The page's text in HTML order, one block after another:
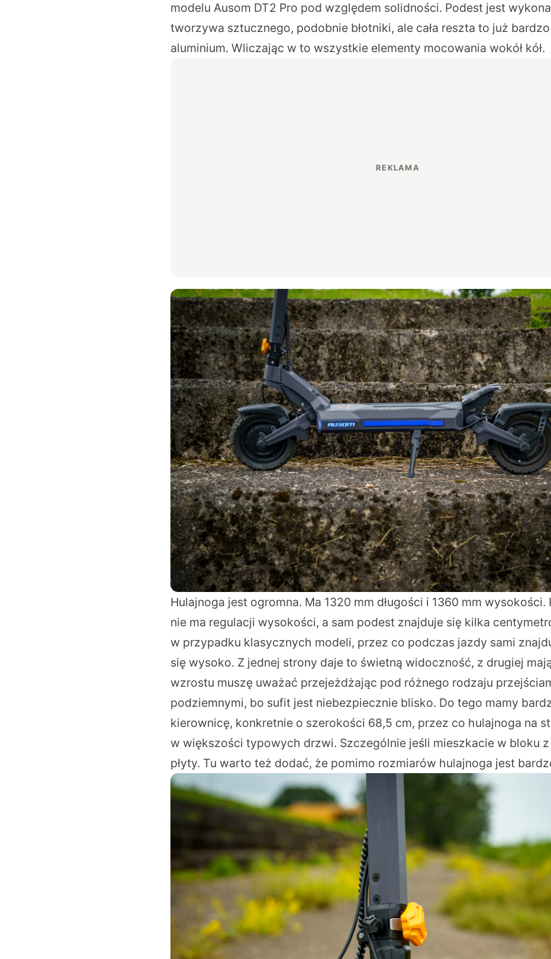
modelu Ausom DT2 Pro pod względem solidności. Podest jest
tworzywa sztucznego, podobnie błotniki, ale cała reszta to już
aluminium. Wliczając w to wszystkie elementy mocowania wokół kół.
Hulajnoga jest ogromna. Ma 1320 mm długości i 1360 mm wysokości.
nie ma regulacji wysokości, a sam podest znajduje się kilka
w przypadku klasycznych modeli, przez co podczas jazdy sami
się wysoko. Z jednej strony daje to świetną widoczność, z drugiej
wzrostu muszę uważać przejeżdżając pod różnego rodzaju
podziemnymi, bo sufit jest niebezpiecznie blisko. Do tego mamy
kierownicę, konkretnie o szerokości 68,5 cm, przez co hulajnoga na
w większości typowych drzwi. Szczególnie jeśli mieszkacie w bloku
płyty. Tu warto też dodać, że pomimo rozmiarów hulajnoga jest